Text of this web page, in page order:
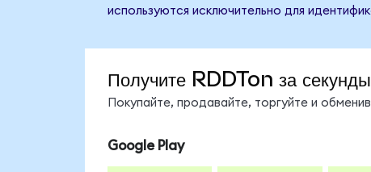
используются исключительно для
Получите RDDTon за секунды
Покупайте, продавайте, торгуйте и
Google Play